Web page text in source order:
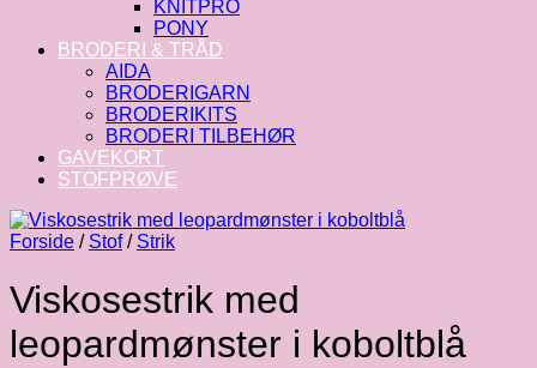
KNITPRO
PONY
BRODERI & TRÅD
AIDA
BRODERIGARN
BRODERIKITS
BRODERI TILBEHØR
GAVEKORT
STOFPRØVE
Forside / Stof / Strik
Viskosestrik med
leopardmønster i koboltblå